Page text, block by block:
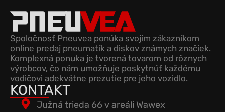
Spoločnosť Pneuvea ponúka svojim zákazníkom
online predaj pneumatík a diskov známych značiek.
Komplexná ponuka je tvorená tovarom od rôznych
výrobcov, čo nám umožňuje poskytnúť každému
vodičovi adekvátne prezutie pre jeho vozidlo.
KONTAKT
Južná trieda 66 v areáli Wawex